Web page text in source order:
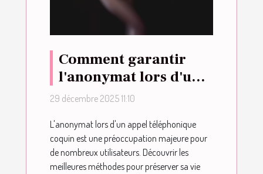
Comment garantir
l'anonymat lors d'un
appel téléphonique
29 décembre 2025 11:10
L'anonymat lors d'un appel téléphonique
coquin est une préoccupation majeure pour
de nombreux utilisateurs. Découvrir les
meilleures méthodes pour préserver sa vie